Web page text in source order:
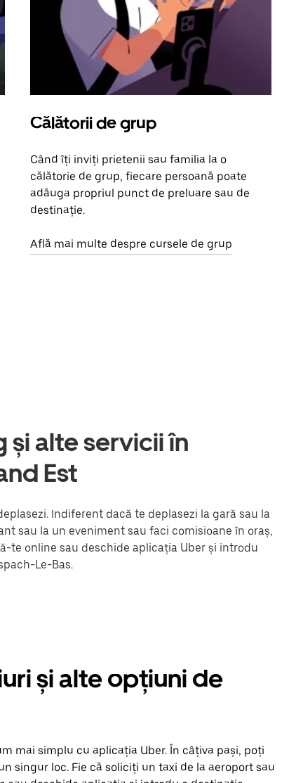
Călătorii de grup
Când îți inviți prietenii sau familia la o
călătorie de grup, fiecare persoană poate
adăuga propriul punct de preluare sau de
destinație.
Află mai multe despre cursele de grup
și alte servicii în
Est
Indiferent dacă te deplasezi la gară sau la
sau la un eveniment sau faci comisioane în oraș,
te online sau deschide aplicația Uber și introdu
Le-Bas.
și alte opțiuni de
mai simplu cu aplicația Uber. În câțiva pași, poți
singur loc. Fie că soliciți un taxi de la aeroport sau